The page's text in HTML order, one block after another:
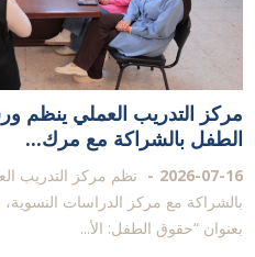
مركز التدريب العملي ينظم
الطفل بالشراكة مع مرك...
2026-07-16
نظم مركز التدريب
بالشراكة مع مركز الدراسات النسوية،
بعنوان “حقوق الطفل: الأ...